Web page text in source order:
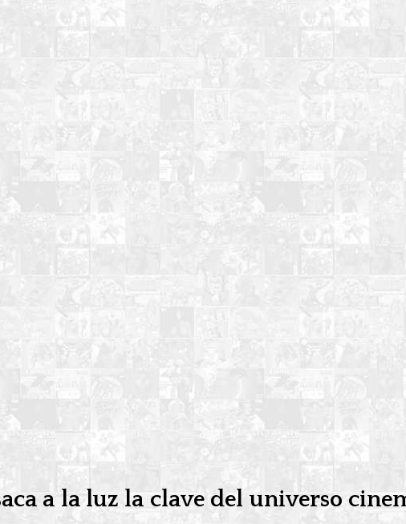
a la luz la clave del universo